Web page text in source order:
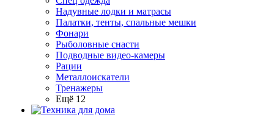
Надувные лодки и матрасы
Палатки, тенты, спальные мешки
Фонари
Рыболовные снасти
Подводные видео-камеры
Рации
Металлоискатели
Тренажеры
Ещё 12